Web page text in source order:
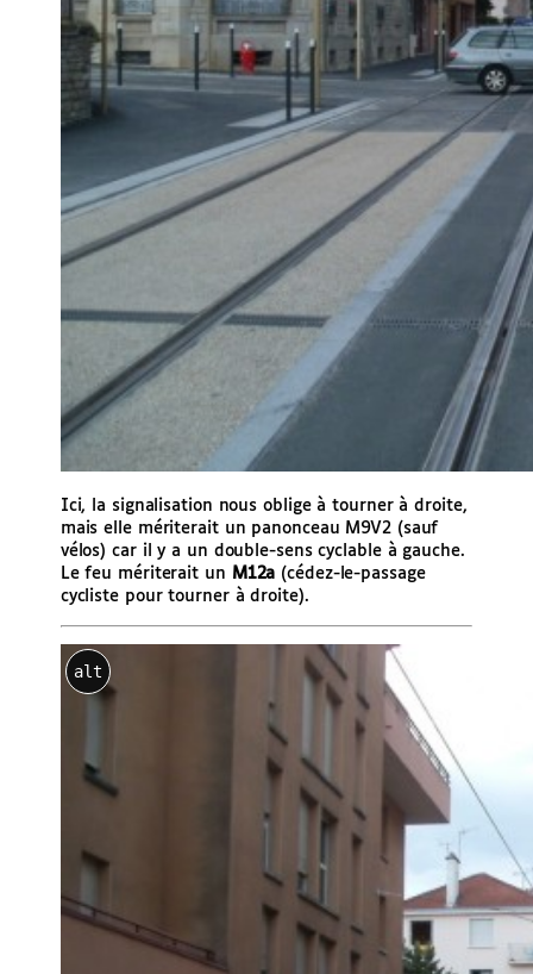
Ici, la signalisation nous oblige à tourner à droite,
mais elle mériterait un panonceau M9V2 (sauf
vélos) car il y a un double-sens cyclable à gauche.
Le feu mériterait un M12a (cédez-le-passage
cycliste pour tourner à droite).
alt